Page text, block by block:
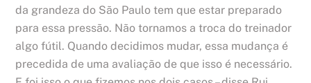
da grandeza do São Paulo tem que estar preparado
para essa pressão. Não tornamos a troca do treinador
algo fútil. Quando decidimos mudar, essa mudança é
precedida de uma avaliação de que isso é necessário.